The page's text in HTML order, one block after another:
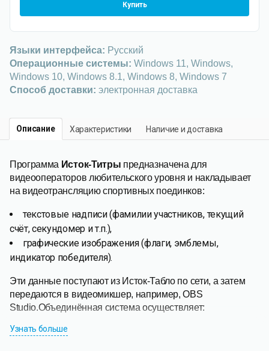
Купить
Языки интерфейса: Русский
Операционные системы: Windows 11, Windows,
Windows 10, Windows 8.1, Windows 8, Windows 7
Способ доставки: электронная доставка
Описание Характеристики Наличие и доставка
Программа Исток-Титры предназначена для
видеооператоров любительского уровня и накладывает
на видеотрансляцию спортивных поединков:
текстовые надписи (фамилии участников, текущий
счёт, секундомер и т.п.),
графические изображения (флаги, эмблемы,
индикатор победителя).
Эти данные поступают из Исток-Табло по сети, а затем
передаются в видеомикшер, например, OBS
Studio.Объединённая система осуществляет:
видеозапись поединков на локальный диск,
Узнать больше